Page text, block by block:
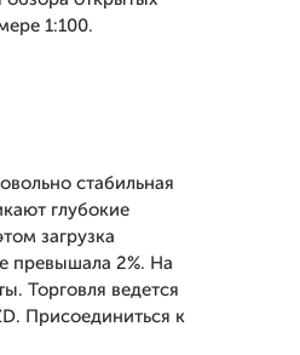
1:100.
стабильная
глубокие
загрузка
превышала 2%. На
Торговля ведется
Присоединиться к